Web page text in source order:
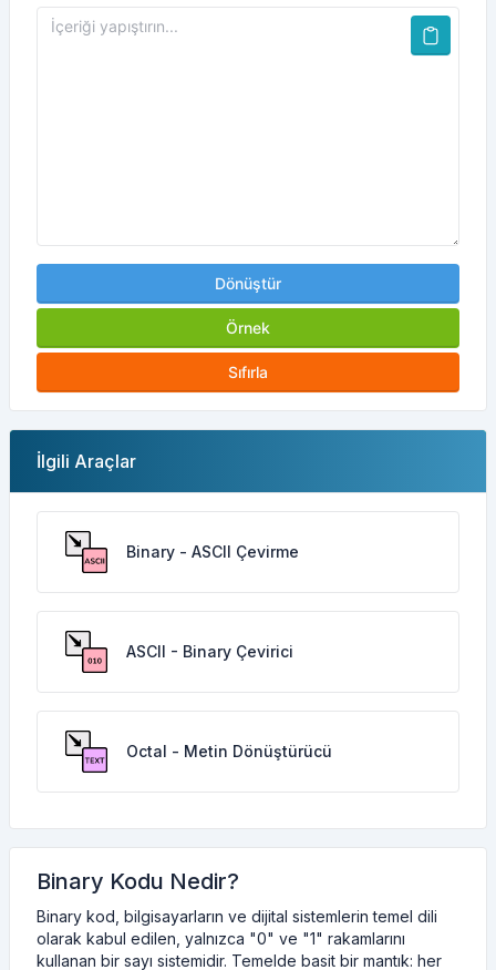
Dönüştür
Örnek
Sıfırla
İlgili Araçlar
Binary - ASCII Çevirme
ASCII - Binary Çevirici
Octal - Metin Dönüştürücü
Binary Kodu Nedir?
Binary kod, bilgisayarların ve dijital sistemlerin temel dili
olarak kabul edilen, yalnızca "0" ve "1" rakamlarını
kullanan bir sayı sistemidir. Temelde basit bir mantık: her